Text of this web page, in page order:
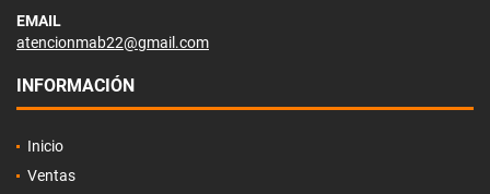
EMAIL
atencionmab22@gmail.com
INFORMACIÓN
Inicio
Ventas